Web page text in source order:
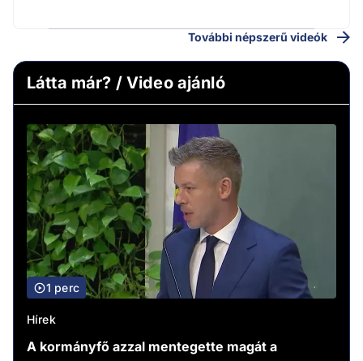
További népszerű videók
Látta már? / Video ajánló
1 perc
Hírek
A kormányfő azzal mentegette magát a